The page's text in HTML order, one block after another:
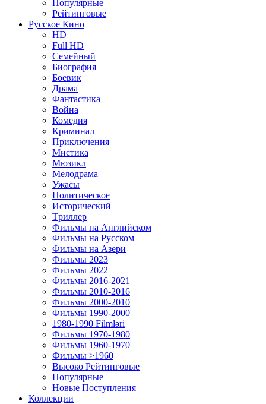
Популярные
Рейтинговые
Русское Кино
HD
Full HD
Семейный
Биография
Боевик
Драма
Фантастика
Война
Комедия
Криминал
Приключения
Мистика
Мюзикл
Мелодрама
Ужасы
Политическое
Исторический
Tриллер
Фильмы на Английском
Фильмы на Русском
Фильмы на Азери
Фильмы 2023
Фильмы 2022
Фильмы 2016-2021
Фильмы 2010-2016
Фильмы 2000-2010
Фильмы 1990-2000
1980-1990 Filmləri
Фильмы 1970-1980
Фильмы 1960-1970
Фильмы >1960
Высоко Рейтинговые
Популярные
Новые Поступления
Коллекции